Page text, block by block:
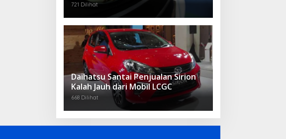
721 Dilihat
Daihatsu Santai Penjualan Sirion
Kalah Jauh dari Mobil LCGC
668 Dilihat